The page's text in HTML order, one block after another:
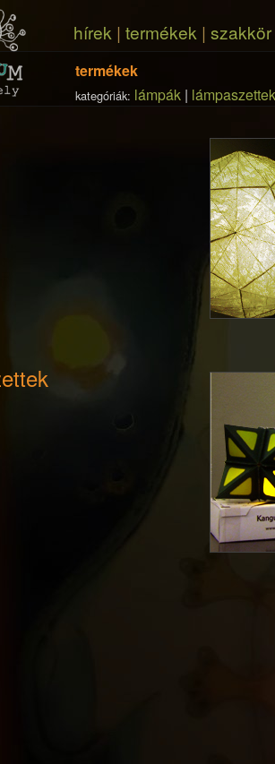
hírek | termékek | szakkör
termékek
kategóriák: lámpák | lámpaszettek